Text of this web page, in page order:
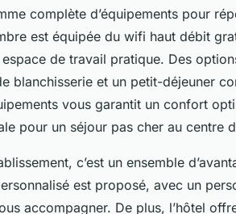
complète d’équipements pour
est équipée du wifi haut débit
de travail pratique. Des
blanchisserie et un petit-déjeuner
vous garantit un confort
pour un séjour pas cher au centre
c’est un ensemble
est proposé, avec un
accompagner. De plus, l’hôtel